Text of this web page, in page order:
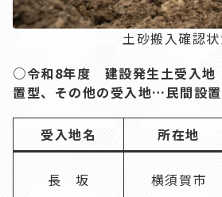
土砂搬入確認
○令和8年度 建設発生土受入地
置型、その他の受入地…民間設置
受入地名 所在地
長 坂 横須賀市